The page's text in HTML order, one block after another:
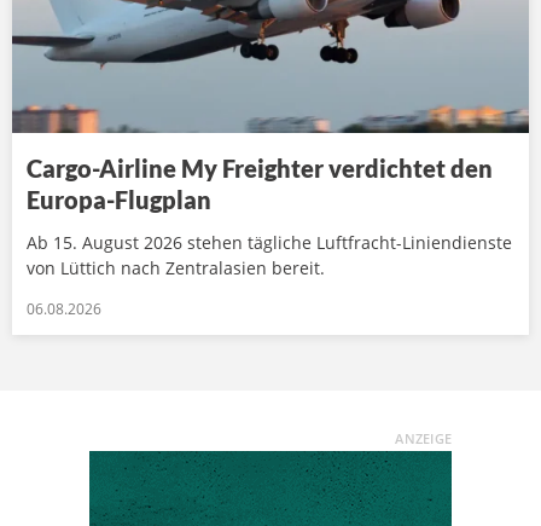
Cargo-Airline My Freighter verdichtet den
Europa-Flugplan
Ab 15. August 2026 stehen tägliche Luftfracht-Liniendienste
von Lüttich nach Zentralasien bereit.
06.08.2026
ANZEIGE